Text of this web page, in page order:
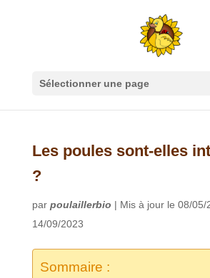
Sélectionner une page
Les poules sont-elles
?
par poulaillerbio | Mis à jour le 08/05/
14/09/2023
Sommaire :